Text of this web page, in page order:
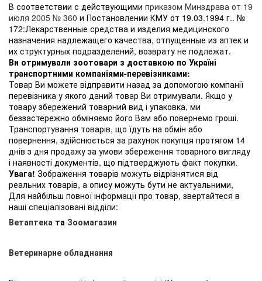
В соответствии с действующими приказом Минздрава от 19
июля 2005 № 360 и Постановлении КМУ от 19.03.1994 г.. №
172:Лекарственные средства и изделия медицинского
назначения надлежащего качества, отпущенные из аптек и
их структурных подразделений, возврату не подлежат.
Ви отримували зоотовари з доставкою по Україні
транспортними компаніями-перевізниками:
Товар Ви можете відправити назад за допомогою компанії
перевізника у якого даний товар Ви отримували. Якщо у
товару збережений товарний вид і упаковка, ми
беззастережно обміняємо його Вам або повернемо гроші.
Транспортування товарів, що їдуть на обмін або
повернення, здійснюється за рахунок покупця протягом 14
днів з дня продажу за умови збереження товарного вигляду
і наявності документів, що підтверджують факт покупки.
Увага! Зображення товарів можуть відрізнятися від
реальних товарів, а опису можуть бути не актуальними,
Для найбільш повної інформації про товар, звертайтеся в
наші спеціалізовані відділи:
Ветаптека та Зоомагазин
Ветеринарне обладнання